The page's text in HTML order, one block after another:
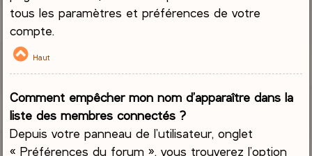
tous les paramètres et préférences de votre
compte.
Haut
Comment empêcher mon nom d’apparaître dans la
liste des membres connectés ?
Depuis votre panneau de l’utilisateur, onglet
« Préférences du forum », vous trouverez l’option